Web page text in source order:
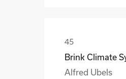
Alfred Ubels